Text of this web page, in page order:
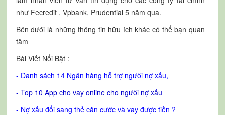
như Fecredit , Vpbank, Prudential 5 năm qua.
Bên dưới là những thông tin hữu ích khác có thể bạn quan
tâm
Bài Viết Nổi Bật :
- Danh sách 14 Ngân hàng hỗ trợ người nợ xấu,
- Top 10 App cho vay online cho người nợ xấu
- Nợ xấu đổi sang thẻ căn cước và vay được tiền ?